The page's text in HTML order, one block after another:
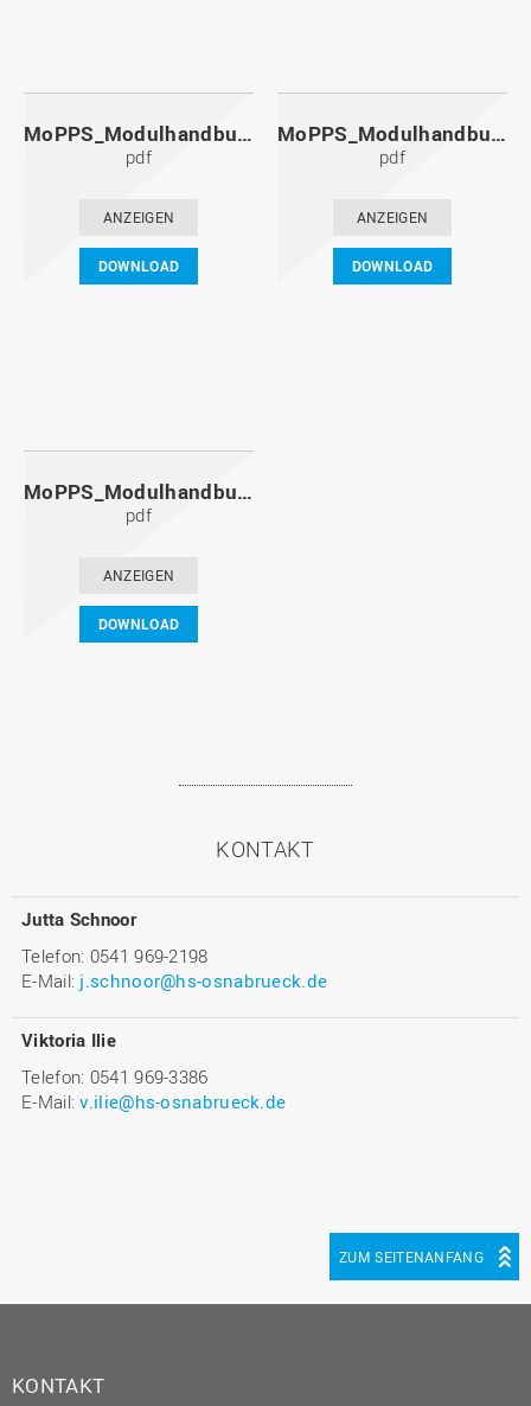
MoPPS_Modulhandbuch_20101201.pdf
pdf
ANZEIGEN
DOWNLOAD
MoPPS_Modulhandbuch_20100601.pdf
pdf
ANZEIGEN
DOWNLOAD
MoPPS_Modulhandbuch_20091201.pdf
pdf
ANZEIGEN
DOWNLOAD
KONTAKT
Jutta Schnoor
Telefon: 0541 969-2198
E-Mail: j.schnoor@hs-osnabrueck.de
Viktoria Ilie
Telefon: 0541 969-3386
E-Mail:v.ilie@hs-osnabrueck.de
ZUM SEITENANFANG
KONTAKT